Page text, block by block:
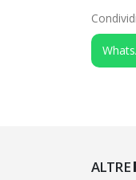
Condividi
ALTRE